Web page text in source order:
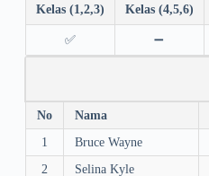
Kelas (1,2,3) Kelas (4,5,6)
✅ ➖
No Nama
1
Bruce Wayne
2
Selina Kyle